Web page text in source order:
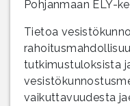
Pohjanmaan ELY-
Tietoa
tutkimustuloksista
vaikuttavuudesta